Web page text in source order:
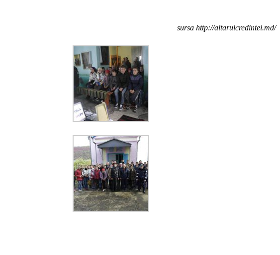
sursa http://altarulcredintei.md/